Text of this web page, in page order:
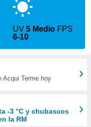
UV5 Medio FPS
6-10
Acqui Terme hoy
-3 °C y chubascos
la RM